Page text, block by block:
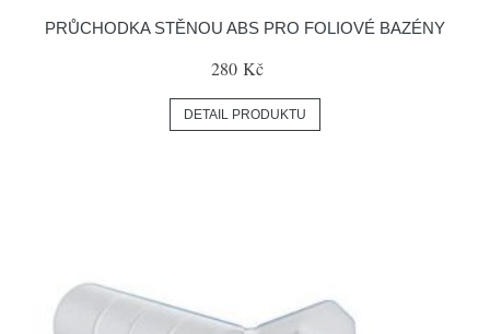
PRŮCHODKA STĚNOU ABS PRO FOLIOVÉ BAZÉNY
280 Kč
DETAIL PRODUKTU